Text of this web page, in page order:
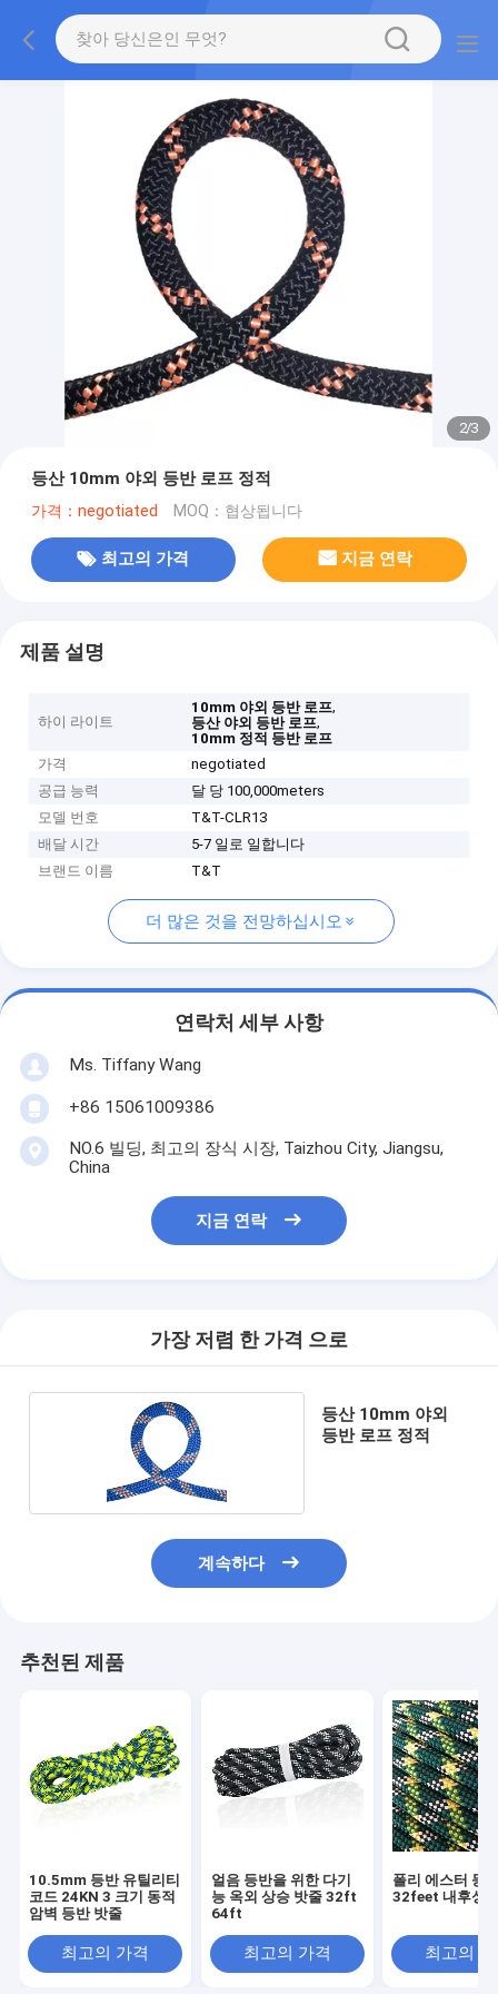
2/3
등산 10mm 야외 등반 로프 정적
가격：negotiated MOQ：협상됩니다
최고의 가격 지금 연락
제품 설명
하이 라이트
10mm 야외 등반 로프,
등산 야외 등반 로프,
10mm 정적 등반 로프
가격
negotiated
공급 능력
달 당 100,000meters
모델 번호
T&T-CLR13
배달 시간
5-7 일로 일합니다
브랜드 이름
T&T
더 많은 것을 전망하십시오
연락처 세부 사항
Ms. Tiffany Wang
+86 15061009386
NO.6 빌딩, 최고의 장식 시장, Taizhou City, Jiangsu,
China
지금 연락
가장 저렴 한 가격 으로
등산 10mm 야외
등반 로프 정적
계속하다
추천된 제품
10.5mm 등반 유틸리티
코드 24KN 3 크기 동적
암벽 등반 밧줄
최고의 가격
얼음 등반을 위한 다기
능 옥외 상승 밧줄 32ft
64ft
최고의 가격
폴리 에스터 등
32feet 내후성
최고의